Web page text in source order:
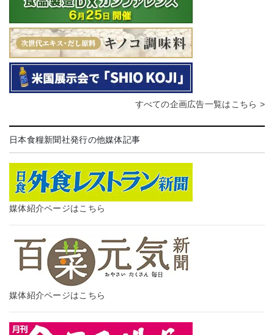
すべての企画広告一覧はこちら >
日本食糧新聞社発行の他媒体記事
媒体紹介ページはこちら
媒体紹介ページはこちら